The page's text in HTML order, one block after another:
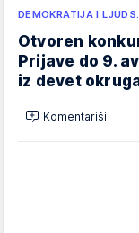
DEMOKRATIJA I
Otvoren
Prijave do 9.
iz devet
Komentariši